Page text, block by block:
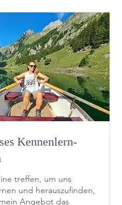
Kennenlern-
treffen, um uns
und herauszufinden,
Angebot das